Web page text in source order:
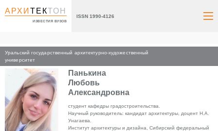
АРХИТЕКТОН
ИЗВЕСТИЯ ВУЗОВ
ISSN 1990-4126
Уральский государственный архитектурно-художественный
университет
Главная
Панькина
Любовь
Александровна
студент кафедры градостроительства.
Научный руководитель: кандидат архитектуры, доцент Н.А.
Унагаева.
Институт архитектуры и дизайна, Сибирский федеральный